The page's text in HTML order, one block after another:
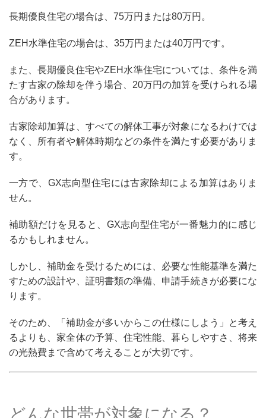
長期優良住宅の場合は、 75万円または80万円 。
ZEH水準住宅の場合は、 35万円または40万円 です。
また、長期優良住宅やZEH水準住宅については、条件を満
たす古家の除却を伴う場合、 20万円の加算を受けられる場
合があります。
古家除却加算は、すべての解体工事が対象になるわけでは
なく、所有者や解体時期などの条件を満たす必要がありま
す。
一方で、GX志向型住宅には古家除却による加算はありま
せん。
補助額だけを見ると、GX志向型住宅が一番魅力的に感じ
るかもしれません。
しかし、補助金を受けるためには、必要な性能基準を満た
すための設計や、証明書類の準備、申請手続きが必要にな
ります。
そのため、「補助金が多いからこの仕様にしよう」と考え
るよりも、家全体の予算、住宅性能、暮らしやすさ、将来
の光熱費まで含めて考えることが大切です。
どんな世帯が対象になる？